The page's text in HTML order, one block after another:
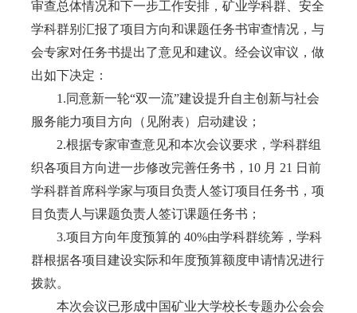
审查总体情况和下一步工作安排，矿业学科群、安全
学科群别汇报了项目方向和课题任务书审查情况，与
会专家对任务书提出了意见和建议。经会议审议，做
出如下决定：
1. 同意新一轮“双一流”建设提升自主创新与社会
服务能力项目方向（见附表）启动建设；
2.根据专家审查意见和本次会议要求，学科群组
织各项目方向进一步修改完善任务书， 10 月 21 日前
学科群首席科学家与项目负责人签订项目任务书，项
目负责人与课题负责人签订课题任务书；
3.项目方向年度预算的 40%由学科群统筹，学科
群根据各项目建设实际和年度预算额度申请情况进行
拨款。
本次会议已形成中国矿业大学校长专题办公会会